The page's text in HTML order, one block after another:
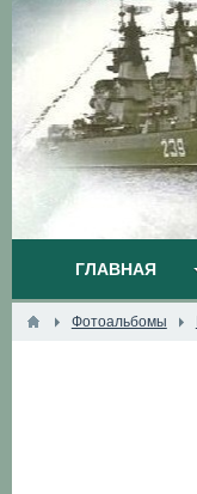
ГЛАВНАЯ
Фотоальбомы